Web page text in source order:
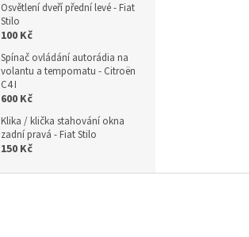
Osvětlení dveří přední levé - Fiat
Stilo
100 Kč
Spínač ovládání autorádia na
volantu a tempomatu - Citroën
C4 I
600 Kč
Klika / klička stahování okna
zadní pravá - Fiat Stilo
150 Kč